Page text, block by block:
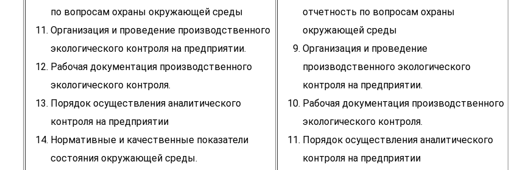
по вопросам охраны окружающей среды
Организация и проведение производственного
экологического контроля на предприятии.
Рабочая документация производственного
экологического контроля.
Порядок осуществления аналитического
контроля на предприятии
Нормативные и качественные показатели
состояния окружающей среды.
отчетность по вопросам охраны
окружающей среды
Организация и проведение
производственного экологического
контроля на предприятии.
Рабочая документация производственного
экологического контроля.
Порядок осуществления аналитического
контроля на предприятии